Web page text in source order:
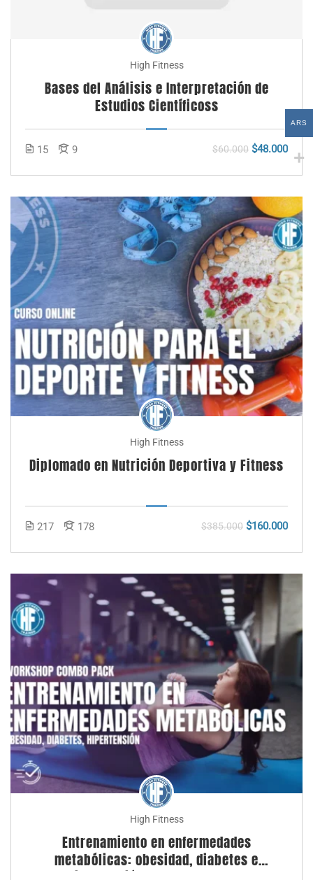
High Fitness
Bases del Análisis e Interpretación de
Estudios Científicoss
15 9 $60.000 $48.000
High Fitness
Diplomado en Nutrición Deportiva y Fitness
217 178 $385.000 $160.000
High Fitness
Entrenamiento en enfermedades
metabólicas: obesidad, diabetes e
ARS